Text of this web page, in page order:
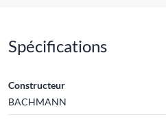
Spécifications
Constructeur
BACHMANN